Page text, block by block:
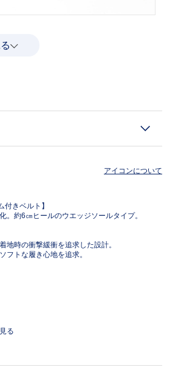
アイコンについて
付きベルト】
。約6㎝ヒールのウエッジソールタイプ。
地時の衝撃緩衝を追求した設計。
フトな履き心地を追求。
る